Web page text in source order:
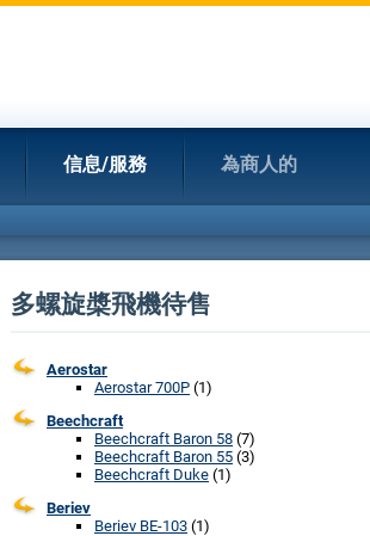
信息/服務 為商人的
多螺旋槳飛機待售
Aerostar
Aerostar 700P (1)
Beechcraft
Beechcraft Baron 58 (7)
Beechcraft Baron 55 (3)
Beechcraft Duke (1)
Beriev
Beriev BE-103 (1)